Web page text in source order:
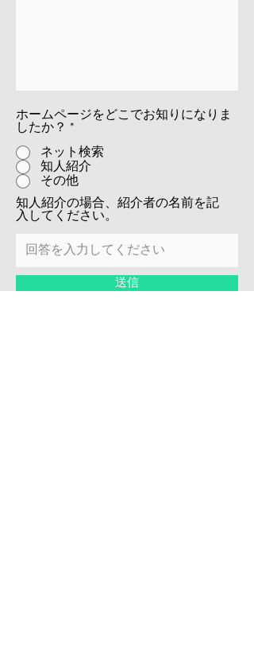
ホームページをどこでお知りになりま
したか？ *
ネット検索
知人紹介
その他
知人紹介の場合、紹介者の名前を記
入してください。
送信